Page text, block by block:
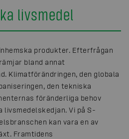
livsmedel
produkter. Efterfrågan
bland annat
Klimatförändringen, den globala
den tekniska
föränderliga behov
Vi på S-
kan vara en av
Framtidens